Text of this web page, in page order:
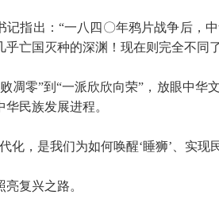
出：“一八四〇年鸦片战争后，中
乎亡国灭种的深渊！现在则完全不同
零”到“一派欣欣向荣”，放眼中华
华民族发展进程。
，是我们为如何唤醒‘睡狮’、实现
复兴之路。